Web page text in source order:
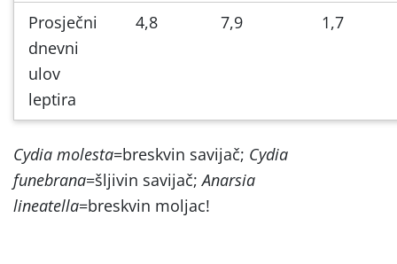
Prosječni
dnevni
ulov
leptira
4,8 7,9 1,7
Cydia molesta=breskvin savijač; Cydia
funebrana=šljivin savijač;Anarsia
lineatella=breskvin moljac!